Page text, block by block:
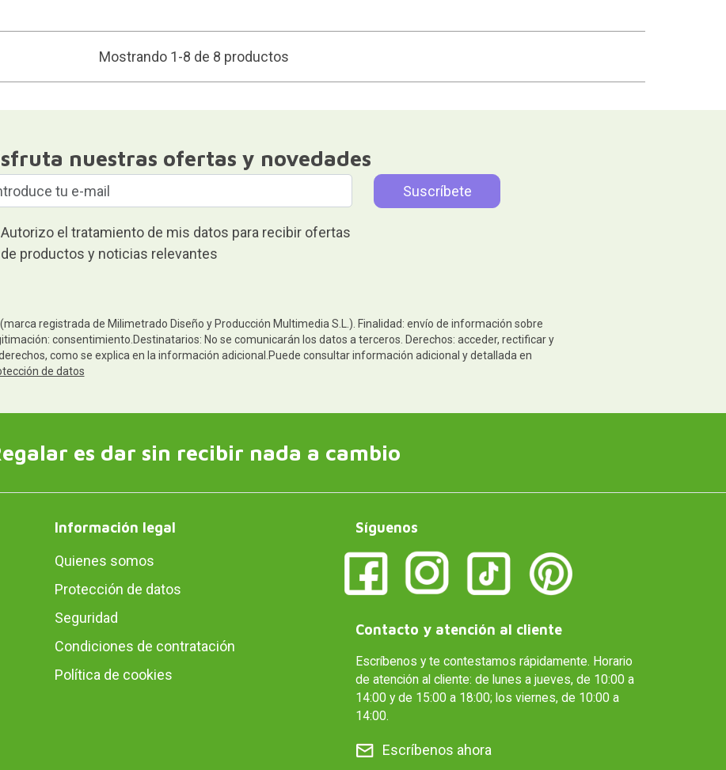
Mostrando 1-8 de 8 productos
nuestras ofertas y novedades
Autorizo el tratamiento de mis datos para recibir ofertas
de productos y noticias relevantes
registrada de Milimetrado Diseño y Producción Multimedia S.L.). Finalidad: envío de información sobre
consentimiento.Destinatarios: No se comunicarán los datos a terceros. Derechos: acceder, rectificar y
como se explica en la información adicional.Puede consultar información adicional y detallada en
de datos
es dar sin recibir nada a cambio
Información legal
Quienes somos
Protección de datos
Seguridad
Condiciones de contratación
Política de cookies
Síguenos
Contacto y atención al cliente
Escríbenos y te contestamos rápidamente. Horario
de atención al cliente: de lunes a jueves, de 10:00 a
14:00 y de 15:00 a 18:00; los viernes, de 10:00 a
14:00.
Escríbenos ahora